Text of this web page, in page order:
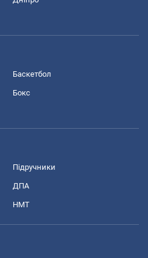
Баскетбол
Бокс
Підручники
ДПА
НМТ